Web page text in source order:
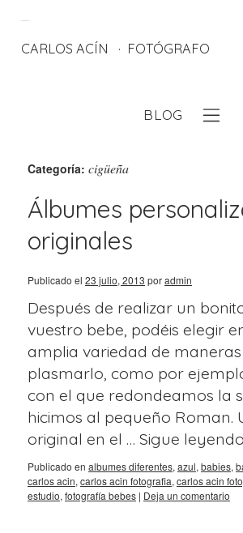
CARLOS ACÍN FOTÓGRAFO
BLOG
Categoría: cigüeña
Álbumes
originales
Publicado el 23 julio, 2013 poradmin
Después de realizar un
vuestro bebe, podéis elegir
amplia variedad de
plasmarlo, como por
con el que redondeamos la
hicimos al pequeño Roman.
original en el … Sigue leyendo
Publicado en albumes diferentes, azul, babies,
carlos acin, carlos acin fotografia, carlos acin
estudio, fotografía bebes | Deja un comentario